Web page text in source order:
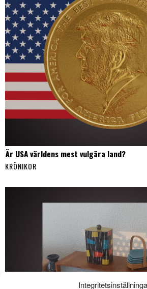
Är USA världens mest vulgära land?
KRÖNIKOR